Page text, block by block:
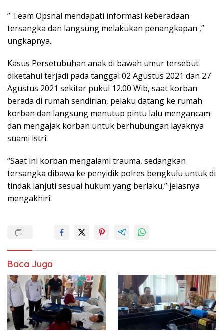
” Team Opsnal mendapati informasi keberadaan
tersangka dan langsung melakukan penangkapan ,”
ungkapnya.
Kasus Persetubuhan anak di bawah umur tersebut
diketahui terjadi pada tanggal 02 Agustus 2021 dan 27
Agustus 2021 sekitar pukul 12.00 Wib, saat korban
berada di rumah sendirian, pelaku datang ke rumah
korban dan langsung menutup pintu lalu mengancam
dan mengajak korban untuk berhubungan layaknya
suami istri.
“Saat ini korban mengalami trauma, sedangkan
tersangka dibawa ke penyidik polres bengkulu untuk di
tindak lanjuti sesuai hukum yang berlaku,” jelasnya
mengakhiri.
Baca Juga